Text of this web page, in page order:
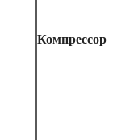
Компрессор